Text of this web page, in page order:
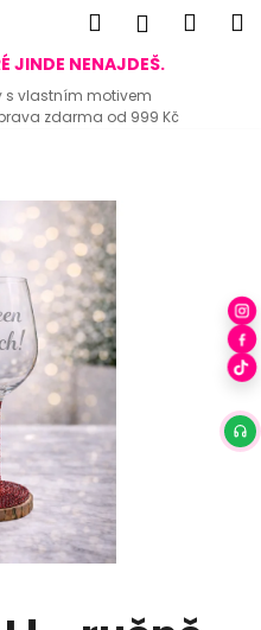
JINDE NENAJDEŠ.
s vlastním motivem
zdarma od 999 Kč
Hledat